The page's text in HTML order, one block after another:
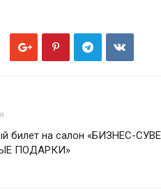
билет на салон «БИЗНЕС-
ПОДАРКИ»